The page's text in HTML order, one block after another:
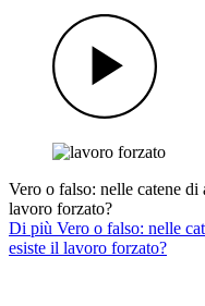
Vero o falso: nelle catene
lavoro forzato?
Di più Vero o falso: nelle
esiste il lavoro forzato?